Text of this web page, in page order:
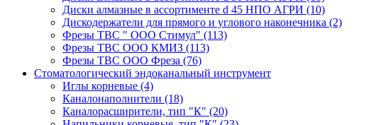
Диски алмазные в ассортименте d 45 НПО АГРИ (10)
Дискодержатели для прямого и углового наконечника (2)
Фрезы ТВС " ООО Стимул" (113)
Фрезы ТВС ООО КМИЗ (113)
Фрезы ТВС ООО Фреза (76)
Стоматологический эндоканальный инструмент
Иглы корневые (4)
Каналонаполнители (18)
Каналорасширители, тип "К" (20)